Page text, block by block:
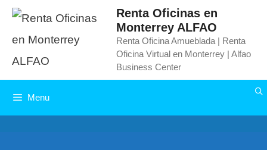
Skip
Renta Oficinas en
Monterrey ALFAO
Renta Oficina Amueblada | Renta
Oficina Virtual en Monterrey | Alfao
Business Center
Menu